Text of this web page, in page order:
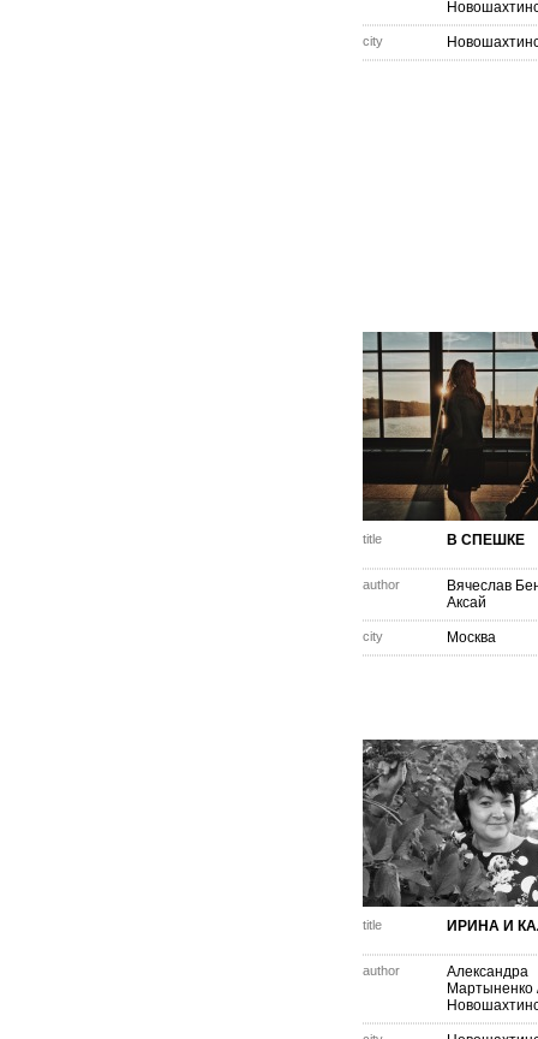
city
title В СПЕШКЕ
author
Вячеслав
Аксай
city Москва
title ИРИНА И
author
Александра
Мартыненко